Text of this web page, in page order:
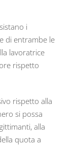
i
di entrambe le
lavoratrice
rispetto
rispetto alla
si possa
alla
quota a